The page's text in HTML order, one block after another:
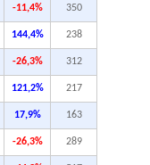
-11,4% 350
144,4% 238
-26,3% 312
121,2% 217
17,9% 163
-26,3% 289